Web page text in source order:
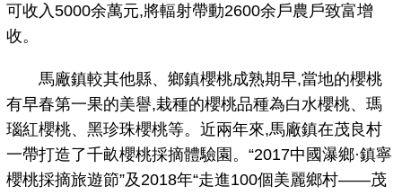
可收入5000余萬元,將輻射帶動2600余戶農戶致富增
收。
馬廠鎮較其他縣、鄉鎮櫻桃成熟期早,當地的櫻桃
有早春第一果的美譽,栽種的櫻桃品種為白水櫻桃、瑪
瑙紅櫻桃、黑珍珠櫻桃等。近兩年來,馬廠鎮在茂良村
一帶打造了千畝櫻桃採摘體驗園。“2017中國瀑鄉·鎮寧
櫻桃採摘旅遊節”及2018年“走進100個美麗鄉村——茂